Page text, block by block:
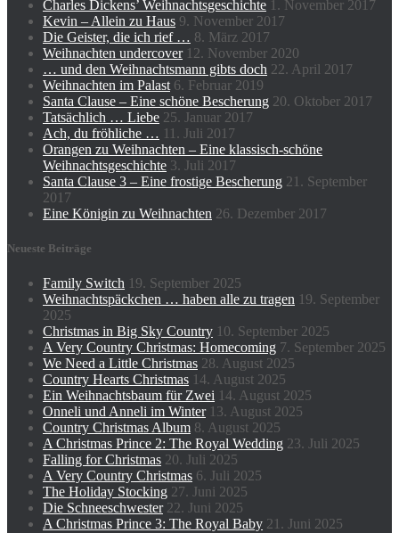
Charles Dickens’ Weihnachtsgeschichte 1. November 2017
Kevin – Allein zu Haus 9. November 2017
Die Geister, die ich rief … 8. März 2017
Weihnachten undercover 12. November 2020
… und den Weihnachtsmann gibts doch 22. April 2017
Weihnachten im Palast 6. Februar 2019
Santa Clause – Eine schöne Bescherung 20. Oktober 2017
Tatsächlich … Liebe 25. Januar 2017
Ach, du fröhliche … 11. Juli 2017
Orangen zu Weihnachten – Eine klassisch-schöne
Weihnachtsgeschichte 3. Juli 2017
Santa Clause 3 – Eine frostige Bescherung 21. September
2017
Eine Königin zu Weihnachten 26. Dezember 2017
Neueste Beiträge
Family Switch 19. September 2025
Weihnachtspäckchen … haben alle zu tragen 19. September
2025
Christmas in Big Sky Country 10. September 2025
A Very Country Christmas: Homecoming 7. September 2025
We Need a Little Christmas 28. August 2025
Country Hearts Christmas 14. August 2025
Ein Weihnachtsbaum für Zwei 14. August 2025
Onneli und Anneli im Winter 13. August 2025
Country Christmas Album 8. August 2025
A Christmas Prince 2: The Royal Wedding 23. Juli 2025
Falling for Christmas 20. Juli 2025
A Very Country Christmas 6. Juli 2025
The Holiday Stocking 27. Juni 2025
Die Schneeschwester 22. Juni 2025
A Christmas Prince 3: The Royal Baby 21. Juni 2025